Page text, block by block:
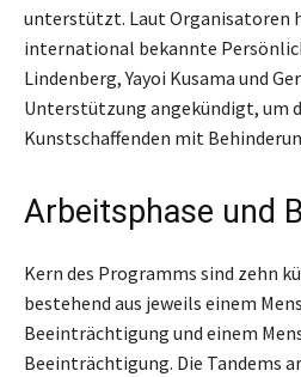
unterstützt. Laut Organisatoren
international bekannte
Lindenberg, Yayoi Kusama und
Unterstützung angekündigt, um
Kunstschaffenden mit
Arbeitsphase und
Kern des Programms sind zehn
bestehend aus jeweils einem
Beeinträchtigung und einem
Beeinträchtigung. Die Tandems